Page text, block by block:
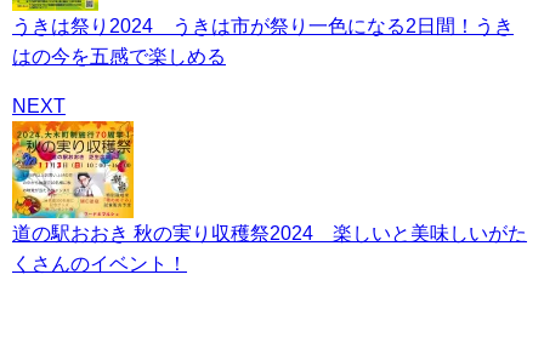
うきは祭り2024 うきは市が祭り一色になる2日間！うき
はの今を五感で楽しめる
NEXT
道の駅おおき 秋の実り収穫祭2024 楽しいと美味しいがた
くさんのイベント！